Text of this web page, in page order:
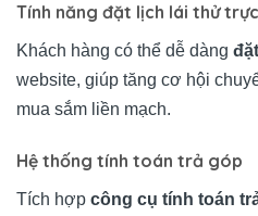
Tính năng đặt lịch lái thử
Khách hàng có thể dễ dàng
website, giúp tăng cơ hội
mua sắm liền mạch.
Hệ thống tính toán trả góp
Tích hợp công cụ tính toán